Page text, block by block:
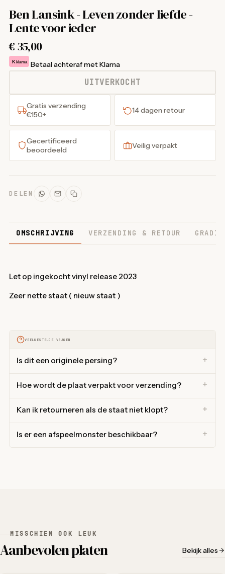
Ben Lansink - Leven zonder liefde -
Lente voor ieder
€ 35,00
K klarna Betaal achteraf met Klarna
UITVERKOCHT
Gratis verzending
€150+
14 dagen retour
Gecertificeerd
beoordeeld
Veilig verpakt
DELEN
OMSCHRIJVING VERZENDING & RETOUR
Let op ingekocht vinyl release 2023
Zeer nette staat ( nieuw staat )
VEELGESTELDE VRAGEN
Is dit een originele persing?
Hoe wordt de plaat verpakt voor verzending?
Kan ik retourneren als de staat niet klopt?
Is er een afspeelmonster beschikbaar?
MISSCHIEN OOK LEUK
Aanbevolen platen Bekijk alles